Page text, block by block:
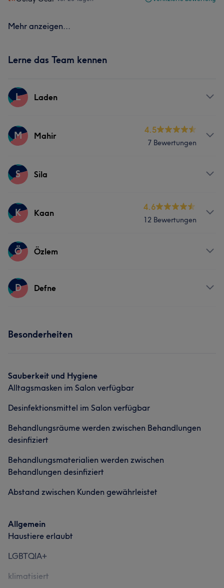
Mehr anzeigen...
Lerne das Team kennen
L Laden
Services
M Mahir
4.5
7 Bewertungen
Services
S Sila
Services
K Kaan
4.6
12 Bewertungen
Services
Ö Özlem
Services
D Defne
Besonderheiten
Sauberkeit und Hygiene
Alltagsmasken im Salon verfügbar
Desinfektionsmittel im Salon verfügbar
Behandlungsräume werden zwischen Behandlungen
desinfiziert
Behandlungsmaterialien werden zwischen
Behandlungen desinfiziert
Abstand zwischen Kunden gewährleistet
Allgemein
Haustiere erlaubt
LGBTQIA+
klimatisiert